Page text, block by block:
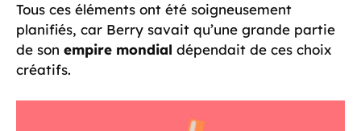
Tous ces éléments ont été soigneusement
planifiés, car Berry savait qu’une grande partie
de son empire mondial dépendait de ces choix
créatifs.